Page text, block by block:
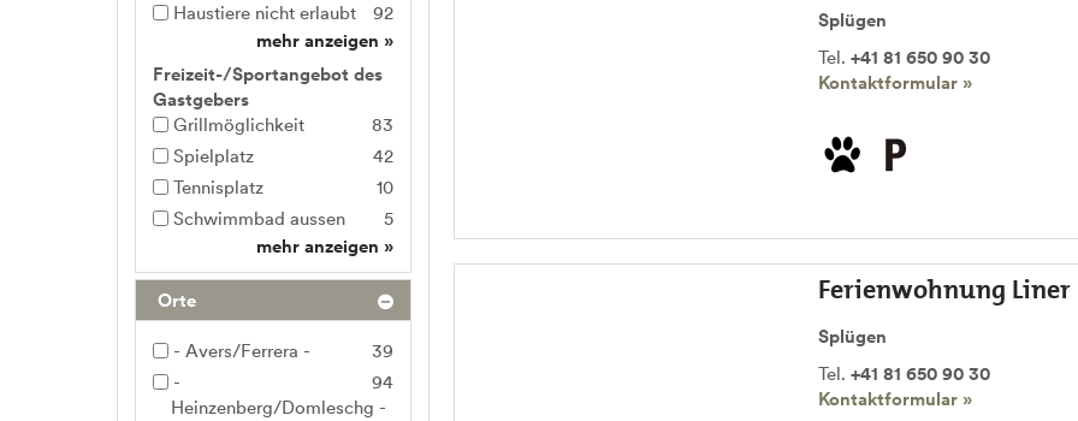
Splügen
Tel. +41 81 650 90 30
Kontaktformular »
Ferienwohnung Liner
Splügen
Tel. +41 81 650 90 30
Kontaktformular »
92
Haustiere nicht erlaubt
mehr anzeigen »
Freizeit-/Sportangebot des
Gastgebers
83
Grillmöglichkeit
42
Spielplatz
10
Tennisplatz
5
Schwimmbad aussen
mehr anzeigen »
Orte
39
- Avers/Ferrera -
94
-
Heinzenberg/Domleschg -